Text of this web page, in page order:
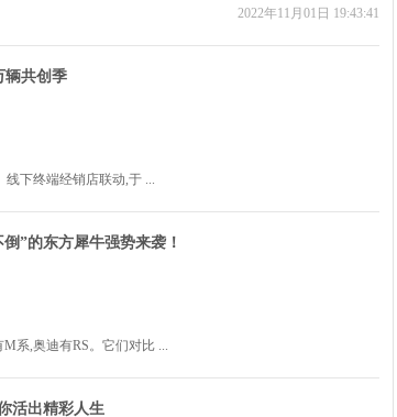
2022年11月01日 19:43:41
辆共创季
线下终端经销店联动,于 ...
”的东方犀牛强势来袭！
系,奥迪有RS。它们对比 ...
活出精彩人生